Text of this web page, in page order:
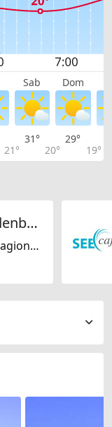
Sab Dom
21°
31°
20°
29°
19°
Landgasthof Werdenberg
Svizzera, Regionale, Stagionale, Internazionale